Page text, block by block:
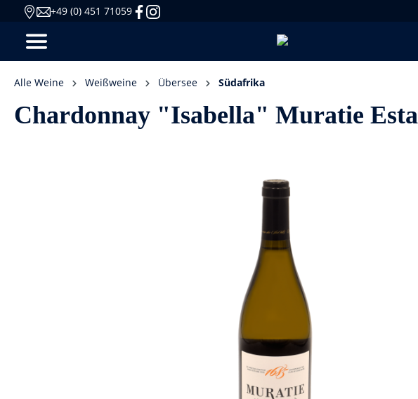
+49 (0) 451 71059
Alle Weine Weißweine Übersee Südafrika
Chardonnay "Isabella" Muratie